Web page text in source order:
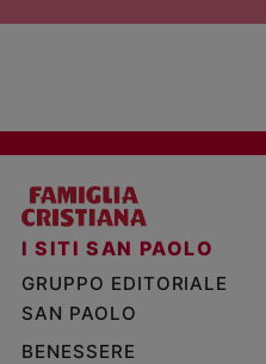
I SITI SAN PAOLO
GRUPPO EDITORIALE
SAN PAOLO
BENESSERE